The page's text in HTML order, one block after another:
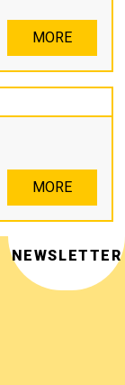
MORE
MORE
NEWSLETTER